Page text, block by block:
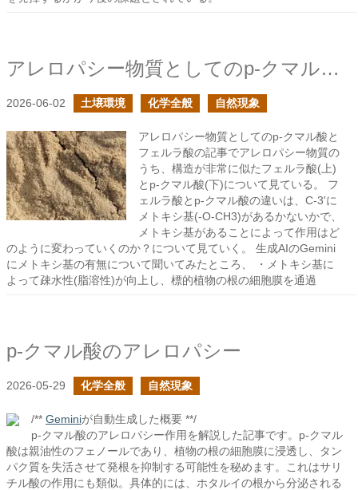
アレロパシー物質としてのp-クマル酸とフェルラ酸の続き
2026-06-02 土壌環境 化学全般 自然現象
アレロパシー物質としてのp-クマル酸と
フェルラ酸の記事でアレロパシー物質の
うち、構造が非常に似たフェルラ酸(上)
とp-クマル酸(下)について見ている。 フ
ェルラ酸とp-クマル酸の違いは、C-3'に
メトキシ基(-O-CH3)があるかないかで、
メトキシ基があることによって作用はど
のように変わっていくのか？について見ていく。 生成AIのGemini
にメトキシ基の有無について聞いてみたところ、 ・メトキシ基に
よって疎水性(脂溶性)が向上し、標的植物の根の細胞膜を通過
p-クマル酸のアレロパシー
2026-05-29 化学全般 自然現象
/** Geminiが自動生成した概要 **/
p-クマル酸のアレロパシー作用を解説した記事です。p-クマル
酸は親油性のフェノールであり、植物の根の細胞膜に浸透し、タン
パク質を失活させて発根を抑制する可能性を秘めます。これはサリ
チル酸の作用にも類似。具体的には、ホタルイの根から分泌される